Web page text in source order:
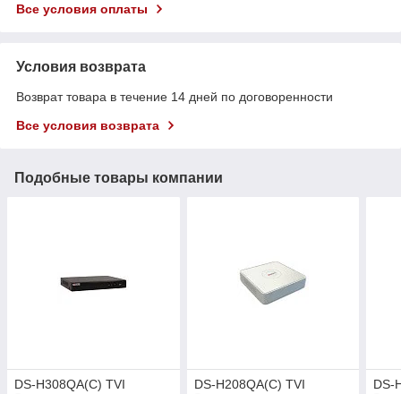
Все условия оплаты
Условия возврата
Возврат товара в течение 14 дней по договоренности
Все условия возврата
Подобные товары компании
DS-H308QA(C) TVI
DS-H208QA(C) TVI
DS-